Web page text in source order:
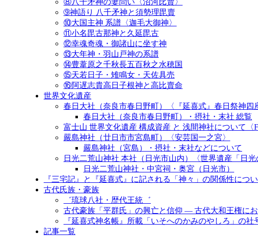
⑧八千矛神の妻問い〈沼河比賣〉
➈神語り 八千矛神と須勢理毘賣
⑩大国主神 系譜〈迦毛大御神〉
⑪小名毘古那神と久延毘古
⑫幸魂奇魂・御諸山に坐す神
⑬大年神・羽山戸神の系譜
⑭豊葦原之千秋長五百秋之水穂国
⑮天若日子・雉鳴女・天佐具売
⑯阿遅志貴高日子根神と高比賣命
世界文化遺産
春日大社（奈良市春日野町）〈『延喜式』春日祭神四
春日大社（奈良市春日野町）・摂社・末社 総覧
富士山 世界文化遺産 構成資産 と 浅間神社について〈
嚴島神社（廿日市市宮島町）〈安芸国一之宮〉
嚴島神社（宮島）・摂社・末社などについて
日光二荒山神社 本社（日光市山内）〈世界遺産「日光
日光二荒山神社・中宮祠・奥宮（日光市）
『三宅記』と『延喜式』に記される「神々」の関係性につ
古代氏族・豪族
゛琉球八社・歴代王統゛
古代豪族「平群氏」の興亡と信仰 ― 古代大和王権に
『延喜式神名帳』所載「いそへのかみのやしろ」の
記事一覧